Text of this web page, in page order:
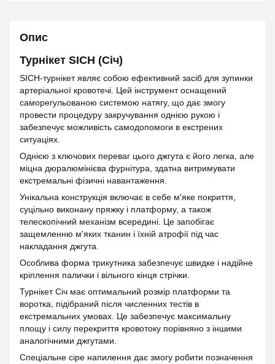
Опис
Турнікет SICH (Січ)
SICH-турнікет являє собою ефективний засіб для зупинки
артеріальної кровотечі. Цей інструмент оснащений
саморегульованою системою натягу, що дає змогу
провести процедуру закручування однією рукою і
забезпечує можливість самодопомоги в екстрених
ситуаціях.
Однією з ключових переваг цього джгута є його легка, але
міцна дюралюмінієва фурнітура, здатна витримувати
екстремальні фізичні навантаження.
Унікальна конструкція включає в себе м'яке покриття,
суцільно виконану пряжку і платформу, а також
телескопічний механізм всередині. Це запобігає
защемленню м'яких тканин і їхній атрофії під час
накладання джгута.
Особлива форма трикутника забезпечує швидке і надійне
кріплення палички і вільного кінця стрічки.
Турнікет Січ має оптимальний розмір платформи та
воротка, підібраний після численних тестів в
екстремальних умовах. Це забезпечує максимальну
площу і силу перекриття кровотоку порівняно з іншими
аналогічними джгутами.
Спеціальне сіре напилення дає змогу робити позначення